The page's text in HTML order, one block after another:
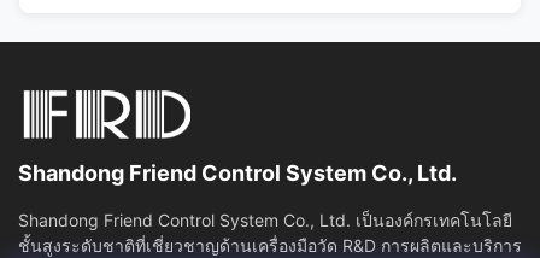
Shandong Friend Control System Co., Ltd.
Shandong Friend Control System Co., Ltd. เป็นองค์กรเทคโนโลยี
ชั้นสูงระดับชาติที่เชี่ยวชาญด้านเครื่องมือวัด R&D การผลิตและบริการ